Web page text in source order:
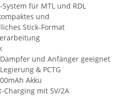
für MTL und RDL
und
Stick-Format
und Anfänger geeignet
& PCTG
Akku
Charging mit 5V/2A